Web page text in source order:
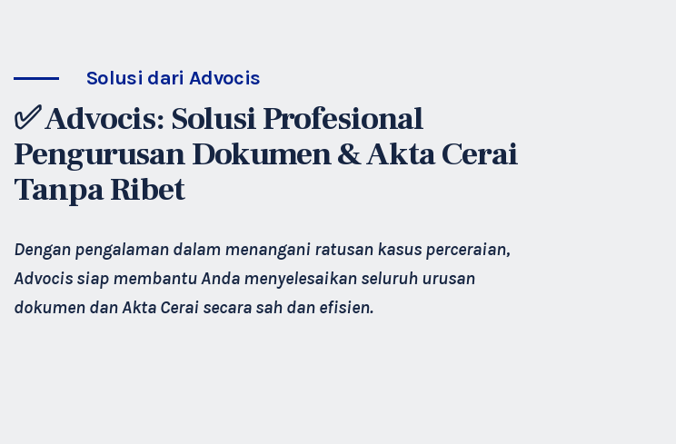
Solusi dari Advocis
✅ Advocis: Solusi Profesional
Pengurusan Dokumen & Akta Cerai
Tanpa Ribet
Dengan pengalaman dalam menangani ratusan kasus perceraian,
Advocis siap membantu Anda menyelesaikan seluruh urusan
dokumen dan Akta Cerai secara sah dan efisien.